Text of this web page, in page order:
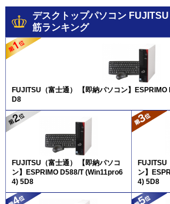
デスクトップパソコン
筋ランキング
FUJITSU（富士通） 【即納パソコン】
D8
FUJITSU（富士通） 【即納パソコ
ン】ESPRIMO D588/T (Win11pro6
4) 5D8
FUJITSU
ン】
4) 5D8